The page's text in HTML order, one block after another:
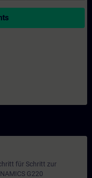
für Schritt zur
G220